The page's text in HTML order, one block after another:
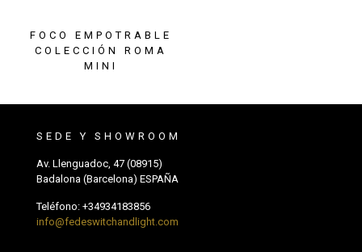
FOCO EMPOTRABLE
COLECCIÓN ROMA
MINI
SEDE Y SHOWROOM
Av. Llenguadoc, 47 (08915)
Badalona (Barcelona) ESPAÑA
Teléfono: +34934183856
info@fedeswitchandlight.com